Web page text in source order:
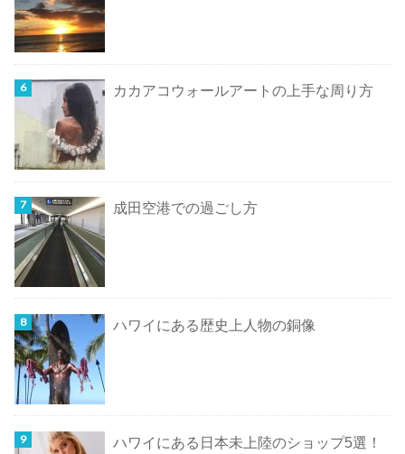
カカアコウォールアートの上手な周り方
成田空港での過ごし方
ハワイにある歴史上人物の銅像
ハワイにある日本未上陸のショップ5選！